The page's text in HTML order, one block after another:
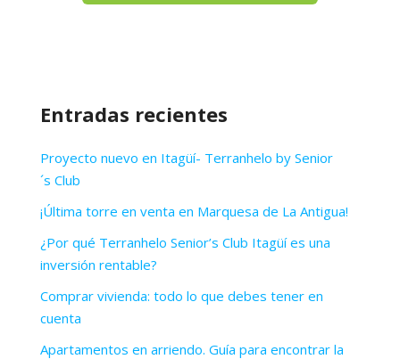
Entradas recientes
Proyecto nuevo en Itagüí- Terranhelo by Senior
´s Club
¡Última torre en venta en Marquesa de La Antigua!
¿Por qué Terranhelo Senior’s Club Itagüí es una
inversión rentable?
Comprar vivienda: todo lo que debes tener en
cuenta
Apartamentos en arriendo. Guía para encontrar la